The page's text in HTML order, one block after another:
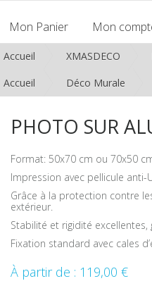
Mon Panier Mon
Accueil XMASDECO
Accueil Déco Murale
PHOTO SUR
Format: 50x70 cm ou 70x50
Impression avec pellicule
Grâce à la protection contre
extérieur.
Stabilité et rigidité excellentes,
Fixation standard avec cales
À partir de : 119,00 €